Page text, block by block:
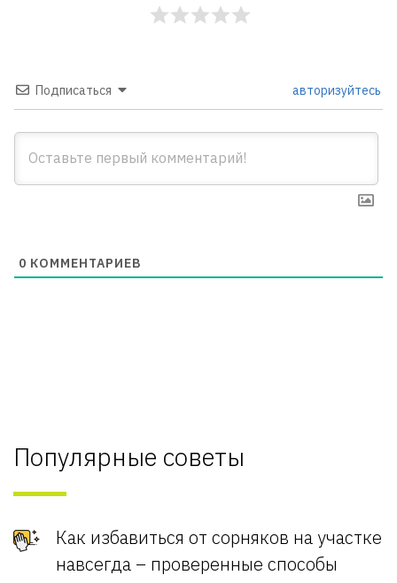
Подписаться авторизуйтесь
0 КОММЕНТАРИЕВ
Популярные советы
Как избавиться от сорняков на участке
навсегда – проверенные способы